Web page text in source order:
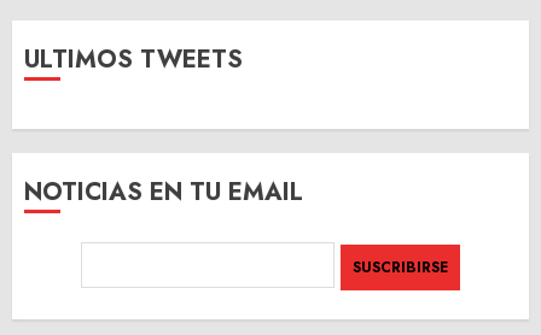
ULTIMOS TWEETS
NOTICIAS EN TU EMAIL